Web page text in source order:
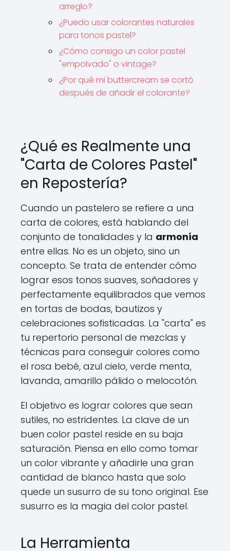
arreglo?
¿Puedo usar colorantes naturales
para tonos pastel?
¿Cómo consigo un color pastel
"empolvado" o vintage?
¿Por qué mi buttercream se cortó
después de añadir el colorante?
¿Qué es Realmente una
"Carta de Colores Pastel"
en Repostería?
Cuando un pastelero se refiere a una
carta de colores, está hablando del
conjunto de tonalidades y la armonía
entre ellas. No es un objeto, sino un
concepto. Se trata de entender cómo
lograr esos tonos suaves, soñadores y
perfectamente equilibrados que vemos
en tortas de bodas, bautizos y
celebraciones sofisticadas. La "carta" es
tu repertorio personal de mezclas y
técnicas para conseguir colores como
el rosa bebé, azul cielo, verde menta,
lavanda, amarillo pálido o melocotón.
El objetivo es lograr colores que sean
sutiles, no estridentes. La clave de un
buen color pastel reside en su baja
saturación. Piensa en ello como tomar
un color vibrante y añadirle una gran
cantidad de blanco hasta que solo
quede un susurro de su tono original. Ese
susurro es la magia del color pastel.
La Herramienta